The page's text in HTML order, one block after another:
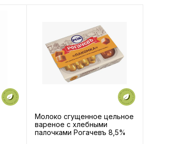
Молоко сгущенное цельное
вареное с хлебными
палочками Рогачевъ 8,5%